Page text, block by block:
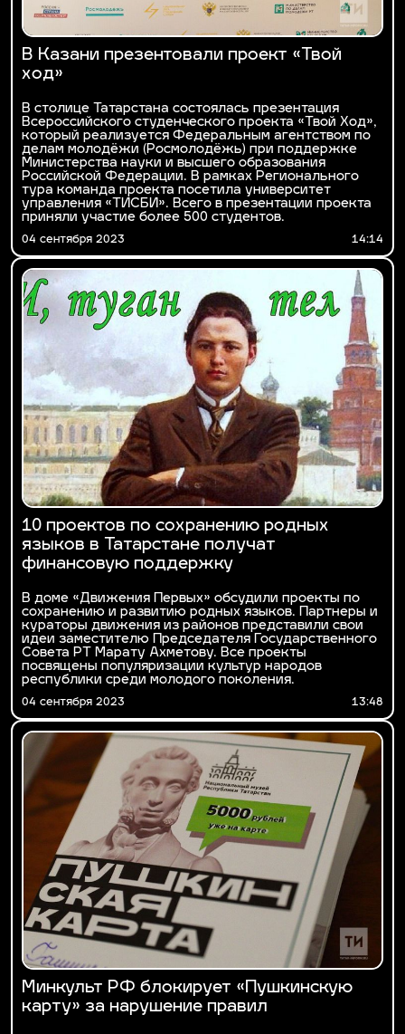
В Казани презентовали проект «Твой
ход»
В столице Татарстана состоялась презентация
Всероссийского студенческого проекта «Твой Ход»,
который реализуется Федеральным агентством по
делам молодёжи (Росмолодёжь) при поддержке
Министерства науки и высшего образования
Российской Федерации. В рамках Регионального
тура команда проекта посетила университет
управления «ТИСБИ». Всего в презентации проекта
приняли участие более 500 студентов.
04 сентября 2023 14:14
10 проектов по сохранению родных
языков в Татарстане получат
финансовую поддержку
В доме «Движения Первых» обсудили проекты по
сохранению и развитию родных языков. Партнеры и
кураторы движения из районов представили свои
идеи заместителю Председателя Государственного
Совета РТ Марату Ахметову. Все проекты
посвящены популяризации культур народов
республики среди молодого поколения.
04 сентября 2023 13:48
Минкульт РФ блокирует «Пушкинскую
карту» за нарушение правил